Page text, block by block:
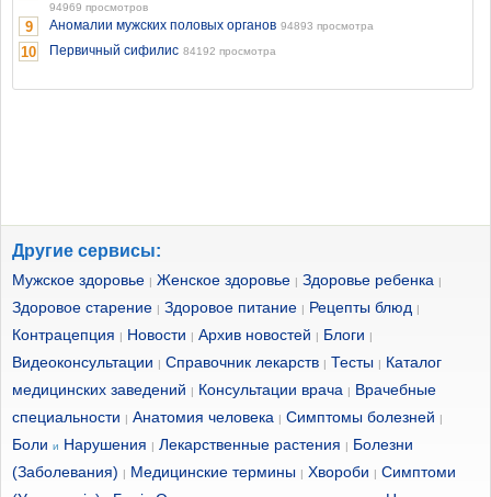
94969 просмотров
9 Аномалии мужских половых органов 94893 просмотра
10 Первичный сифилис 84192 просмотра
Другие сервисы:
Мужское здоровье | Женское здоровье | Здоровье ребенка |
Здоровое старение | Здоровое питание | Рецепты блюд |
Контрацепция | Новости | Архив новостей | Блоги |
Видеоконсультации | Справочник лекарств | Тесты | Каталог
медицинских заведений | Консультации врача | Врачебные
специальности | Анатомия человека | Симптомы болезней |
Боли и Нарушения | Лекарственные растения | Болезни
(Заболевания) | Медицинские термины | Хвороби | Симптоми